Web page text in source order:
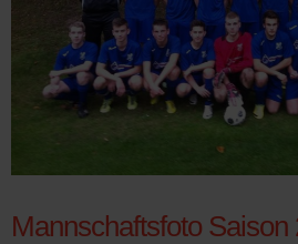
Mannschaftsfoto Saison